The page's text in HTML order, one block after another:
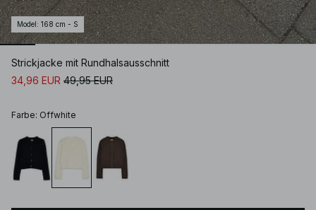
Model : 168 cm - S
Strickjacke mit Rundhalsausschnitt
34,96 EUR 49,95 EUR
Farbe: Offwhite